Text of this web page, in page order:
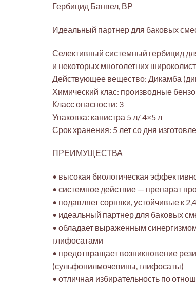
Гербицид Банвел, ВР
Идеальный партнер для баковых
Селективный системный гербицид
и некоторых многолетних
Действующее вещество: Дикамба
Химический клас: производные
Класс опасности: 3
Упаковка: канистра 5 л/ 4×5 л
Срок хранения: 5 лет со дня
ПРЕИМУЩЕСТВА
• высокая биологическая
• системное действие — препарат
• подавляет сорняки, устойчивые к
• идеальный партнер для баковых
• обладает выраженным
глифосатами
• предотвращает возникновение
(сульфонилмочевины, глифосаты)
• отличная избирательность по